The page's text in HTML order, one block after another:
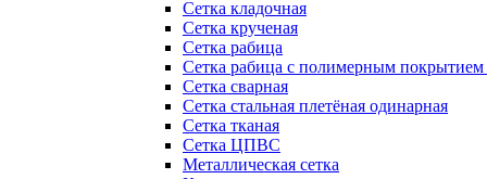
Сетка кладочная
Сетка крученая
Сетка рабица
Сетка рабица с полимерным покрытием
Сетка сварная
Сетка стальная плетёная одинарная
Сетка тканая
Сетка ЦПВС
Металлическая сетка